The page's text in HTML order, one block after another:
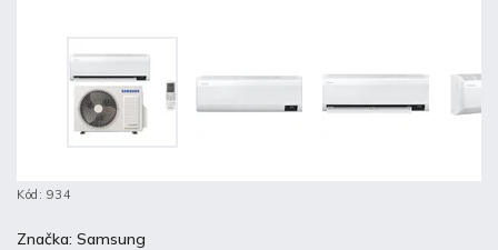
Kód: 934
Značka: Samsung